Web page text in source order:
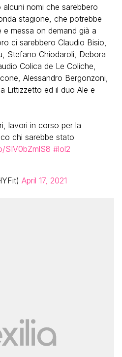
nomi che sarebbero
stagione, che potrebbe
e messa on demand già a
ci sarebbero Claudio Bisio,
Stefano Chiodaroli, Debora
Colica de Le Coliche,
Alessandro Bergonzoni,
Littizzetto ed il duo Ale e
lavori in corso per la
chi sarebbe stato
SIV0bZmlS8 #lol2
April 17, 2021